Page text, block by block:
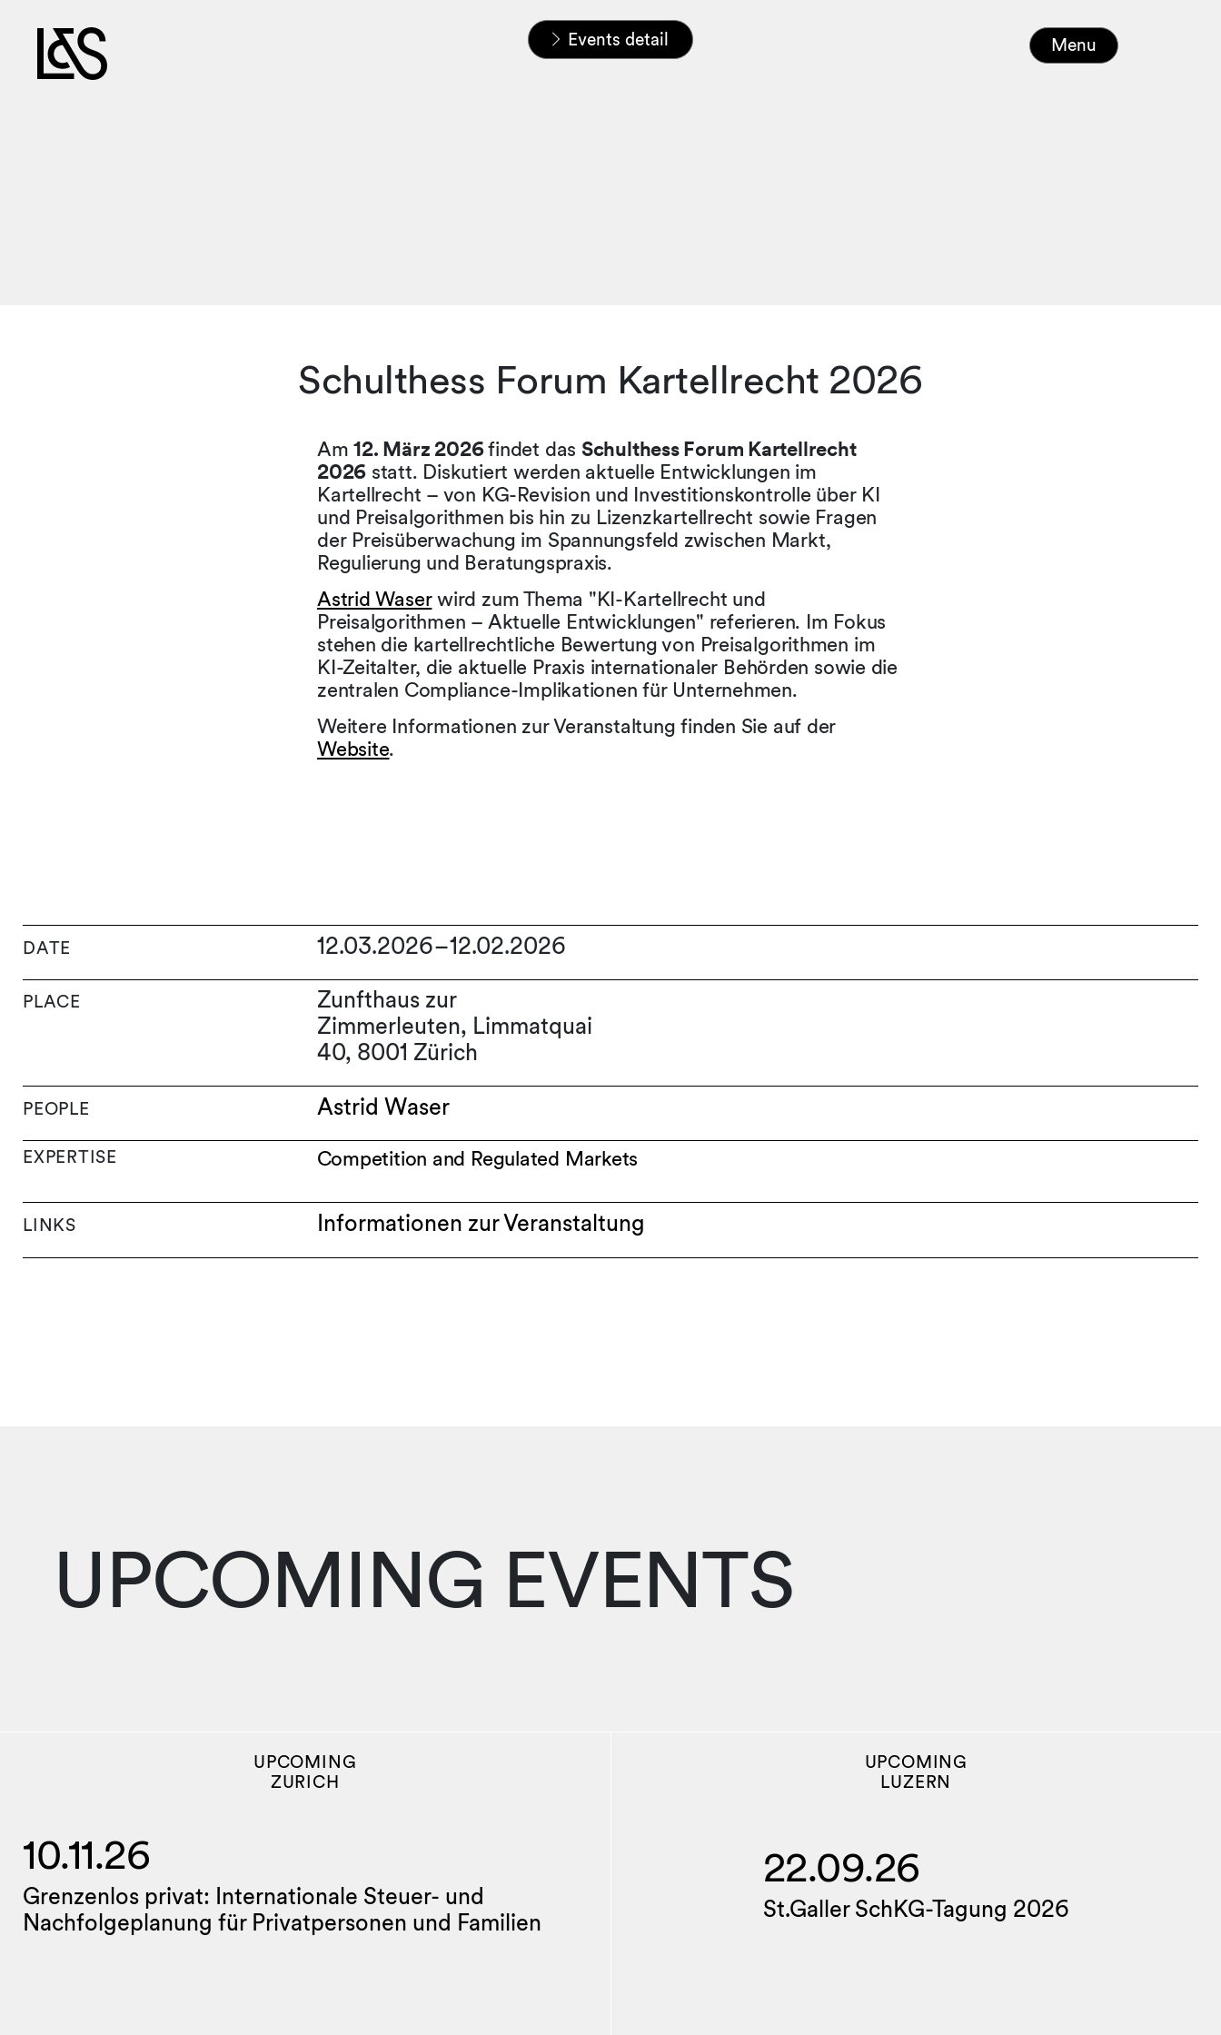
Home
News & Insights
Events
Events detail Menu
Schulthess Forum Kartellrecht 2026
Am12. März 2026findet das Schulthess Forum Kartellrecht
2026 statt. Diskutiert werden aktuelle Entwicklungen im
Kartellrecht – von KG-Revision und Investitionskontrolle über KI
und Preisalgorithmen bis hin zu Lizenzkartellrecht sowie Fragen
der Preisüberwachung im Spannungsfeld zwischen Markt,
Regulierung und Beratungspraxis.
Astrid Waserwird zum Thema "KI-Kartellrecht und
Preisalgorithmen – Aktuelle Entwicklungen" referieren. Im Fokus
stehen die kartellrechtliche Bewertung von Preisalgorithmen im
KI-Zeitalter, die aktuelle Praxis internationaler Behörden sowie die
zentralen Compliance-Implikationen für Unternehmen.
Weitere Informationen zur Veranstaltung finden Sie auf der
Website.
DATE 12.03.2026–12.02.2026
PLACE
Zunfthaus zur
Zimmerleuten, Limmatquai
40, 8001 Zürich
PEOPLE Astrid Waser
EXPERTISE Competition and Regulated Markets
LINKS Informationen zur Veranstaltung
UPCOMING EVENTS
UPCOMING
ZURICH
10.11.26
Grenzenlos privat: Internationale Steuer- und
Nachfolgeplanung für Privatpersonen und Familien
UPCOMING
LUZERN
22.09.26
St.Galler SchKG-Tagung 2026